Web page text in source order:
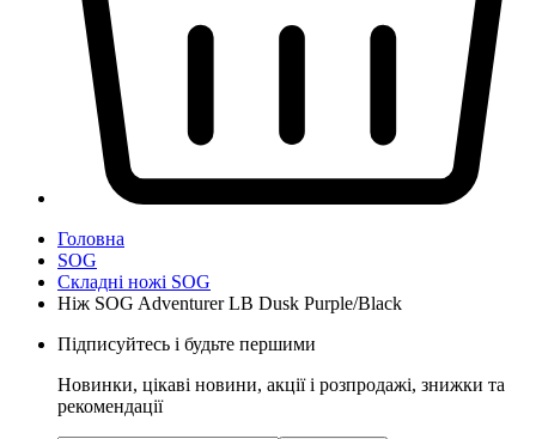
Головна
SOG
Складні ножі SOG
Ніж SOG Adventurer LB Dusk Purple/Black
Підписуйтесь і будьте першими
Новинки, цікаві новини, акції і розпродажі, знижки та
рекомендації